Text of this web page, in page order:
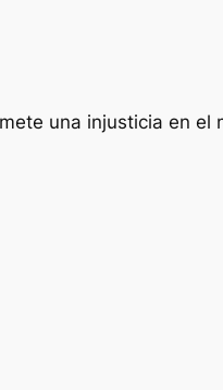
una injusticia en el